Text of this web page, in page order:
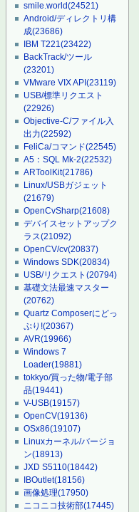
smile.world(24521)
Android/ディレクトリ構
成(23686)
IBM T221(23422)
BackTrack/ツール
(23201)
VMware VIX API(23119)
USB/標準リクエスト
(22926)
Objective-C/ファイル入
出力(22592)
FeliCa/コマンド(22545)
A5：SQL Mk-2(22532)
ARToolKit(21786)
Linux/USBガジェット
(21679)
OpenCvSharp(21608)
デバイスセットアップク
ラス(21092)
OpenCV/cv(20837)
Windows SDK(20834)
USB/リクエスト(20794)
基礎文法最速マスター
(20762)
Quartz Composerにどっ
ぷり!(20367)
AVR(19966)
Windows 7
Loader(19881)
tokkyo/買った物/電子部
品(19441)
V-USB(19157)
OpenCV(19136)
OSx86(19107)
Linuxカーネル/バージョ
ン(18913)
JXD S5110(18442)
IBOutlet(18156)
画像処理(17950)
ニコニコ技術部(17445)